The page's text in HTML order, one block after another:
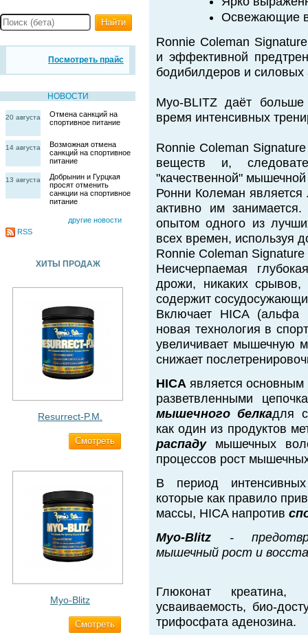
Найти
Посмотреть прайс
НОВОСТИ
20 августа
Отмена санкций на
спортивное питание
14 августа
Возможная отмена
санкций на спортивное
питание
13 августа
Добрынин и Гурцкая
просят отменить
санкции на спортивное
питание
другие новости
RSS
ХИТЫ ПРОДАЖ
Resurrect-P.M.
Cмотреть
Myo-Blitz
Cмотреть
Освежающие
Ronnie Coleman
и эффективной
бодибилдеров и силовых
Myo-BLITZ даёт
время интенсивных
Ronnie Coleman
веществ и,
"качественной"
Ронни Колеман
активно им
опытом одного из
всех времен, используя
Ronnie Coleman
Неисчерпаемая
дрожи, никаких
содержит
Включает HICA (альфа
новая технология в
увеличивает мышечную
снижает
HICA является
разветвленными
мышечного белкадля
как один из продуктов
распадумышечных
процессов рост
В период
которые как правило
массы, HICA напротив
Myo-Blitz -
мышечный рост и
Глюконат креатина,
усваиваемость, био-
трифосфата аденозина.